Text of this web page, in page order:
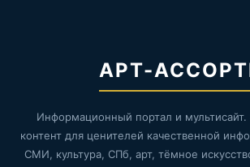
АРТ-
Информационный портал и
контент для ценителей качественной
СМИ, культура, СПб, арт, тёмное